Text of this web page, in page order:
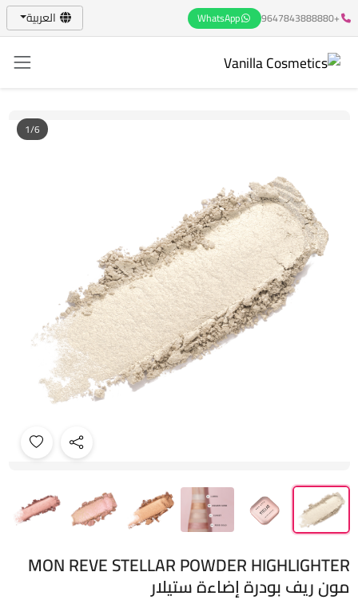
+9647843888880
WhatsApp العربية
1/6
MON REVE STELLAR POWDER HIGHLIGHTER
مون ريف بودرة إضاءة ستيلار